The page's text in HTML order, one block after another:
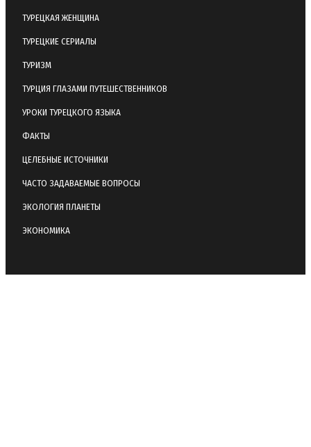
ТУРЕЦКАЯ ЖЕНЩИНА
ТУРЕЦКИЕ СЕРИАЛЫ
ТУРИЗМ
ТУРЦИЯ ГЛАЗАМИ ПУТЕШЕСТВЕННИКОВ
УРОКИ ТУРЕЦКОГО ЯЗЫКА
ФАКТЫ
ЦЕЛЕБНЫЕ ИСТОЧНИКИ
ЧАСТО ЗАДАВАЕМЫЕ ВОПРОСЫ
ЭКОЛОГИЯ ПЛАНЕТЫ
ЭКОНОМИКА